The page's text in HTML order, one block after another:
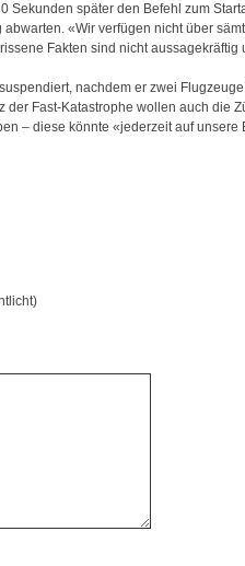
Sekunden später den Befehl zum
«Wir verfügen nicht über
Fakten sind nicht
nachdem er zwei
der Fast-Katastrophe wollen auch
– diese könnte «jederzeit auf